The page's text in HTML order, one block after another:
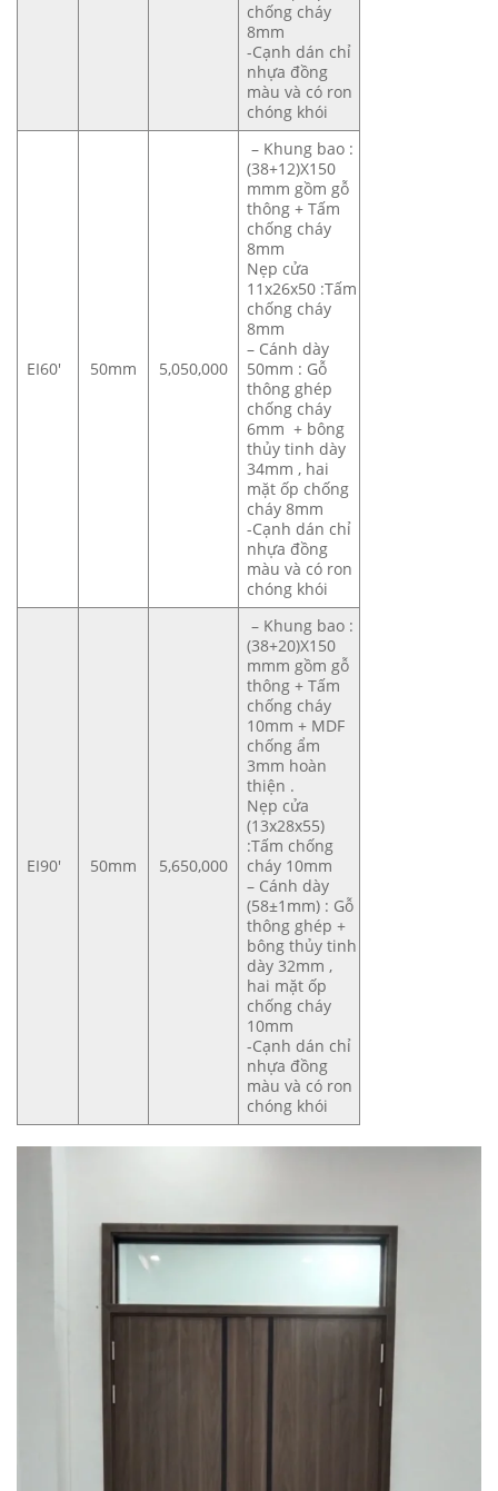
chống cháy
8mm
-Cạnh dán chỉ
nhựa đồng
màu và có ron
chóng khói
EI60′ 50mm 5,050,000
– Khung bao :
(38+12)X150
mmm gồm gỗ
thông + Tấm
chống cháy
8mm
Nẹp cửa
11x26x50 :Tấm
chống cháy
8mm
– Cánh dày
50mm : Gỗ
thông ghép
chống cháy
6mm + bông
thủy tinh dày
34mm , hai
mặt ốp chống
cháy 8mm
-Cạnh dán chỉ
nhựa đồng
màu và có ron
chóng khói
EI90′ 50mm 5,650,000
– Khung bao :
(38+20)X150
mmm gồm gỗ
thông + Tấm
chống cháy
10mm + MDF
chống ẩm
3mm hoàn
thiện .
Nẹp cửa
(13x28x55)
:Tấm chống
cháy 10mm
– Cánh dày
(58±1mm) : Gỗ
thông ghép +
bông thủy tinh
dày 32mm ,
hai mặt ốp
chống cháy
10mm
-Cạnh dán chỉ
nhựa đồng
màu và có ron
chóng khói